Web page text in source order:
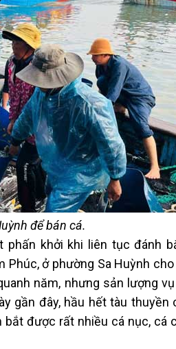
để bán cá.
phấn khởi khi liên tục đánh
Phúc, ở phường Sa Huỳnh
năm, nhưng sản lượng
gần đây, hầu hết tàu thuyền
được rất nhiều cá nục, cá